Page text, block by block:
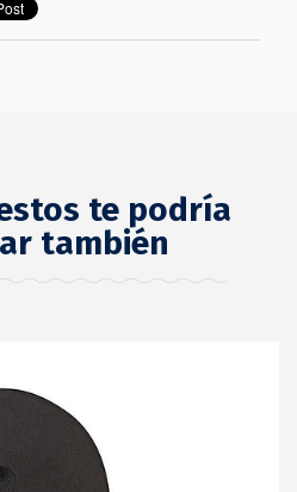
te podría
también